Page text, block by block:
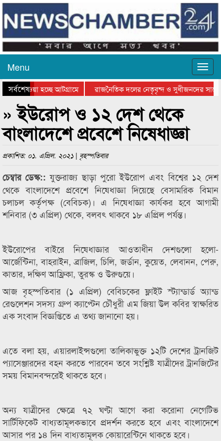
Menu
সর্বশেষ
যাওয়া হচ্ছে আটগ্রামে
রাজনৈতিক দলের নেতৃবৃন্দ ও সুধীজনদের সাথে
পুরস্কার বিতরণ সম্পন্ন
» ইউরোপ ও ১২ দেশ থেকে
বাংলাদেশে প্রবেশে নিষেধাজ্ঞা
প্রকাশিত: ০১. এপ্রিল. ২০২১ | বৃহস্পতিবার
চেম্বার ডেস্ক::যুক্তরাজ্য ছাড়া পুরো ইউরোপ এবং বিশ্বের ১২ দেশ
থেকে বাংলাদেশে প্রবেশে নিষেধাজ্ঞা দিয়েছে বেসামরিক বিমান
চলাচল কর্তৃপক্ষ (বেবিচক)। এ নিষেধাজ্ঞা কার্যকর হবে আগামী
শনিবার (৩ এপ্রিল) থেকে, বলবৎ থাকবে ১৮ এপ্রিল পর্যন্ত।
ইউরোপের বাইরে নিষেধাজ্ঞার আওতাধীন দেশগুলো হলো-
আর্জেন্টিনা, বাহরাইন, ব্রাজিল, চিলি, জর্ডান, কুয়েত, লেবানন, পেরু,
কাতার, দক্ষিণ আফ্রিকা, তুরস্ক ও উরুগুয়ে।
আজ বৃহস্পতিবার (১ এপ্রিল) বেবিচকের ফ্লাইট স্ট্যান্ডার্ড অ্যান্ড
রেগুলেশন সদস্য গ্রুপ ক্যাপ্টেন চৌধুরী এম জিয়া উল কবির স্বাক্ষরিত
এক সংবাদ বিজ্ঞপ্তিতে এ তথ্য জানানো হয়।
এতে বলা হয়, এয়ারলাইন্সগুলো তালিকাভুক্ত ১২টি দেশের ট্রানজিট
প্যাসেঞ্জারদের বহন করতে পারবেন তবে সংশ্লিষ্ট যাত্রীদের ট্রানজিটের
সময় বিমানবন্দরেই থাকতে হবে।
অন্য যাত্রীদের ক্ষেত্রে ৭২ ঘণ্টা আগে করা করোনা নেগেটিভ
সার্টিফিকেট বাধ্যতামূলকভাবে প্রদর্শন করতে হবে এবং বাংলাদেশে
আসার পর ১৪ দিন বাধ্যতামূলক কোয়ারেন্টিনে থাকতে হবে।